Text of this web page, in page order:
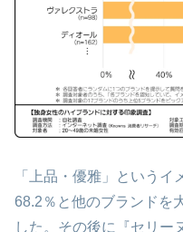
「上品・優雅」という
68.2％と他のブランドを
した。その後に『セリー